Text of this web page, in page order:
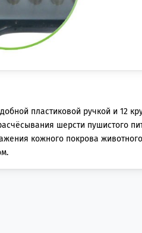
пластиковой ручкой и 12
шерсти пушистого
кожного покрова